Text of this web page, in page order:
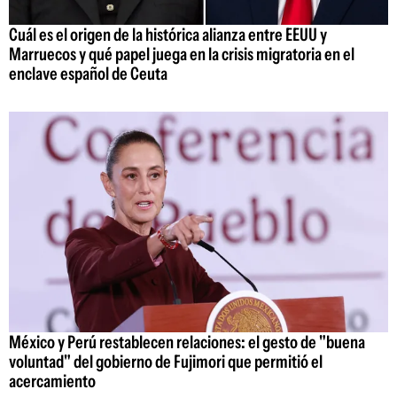
Cuál es el origen de la histórica alianza entre EEUU y
Marruecos y qué papel juega en la crisis migratoria en el
enclave español de Ceuta
México y Perú restablecen relaciones: el gesto de "buena
voluntad" del gobierno de Fujimori que permitió el
acercamiento